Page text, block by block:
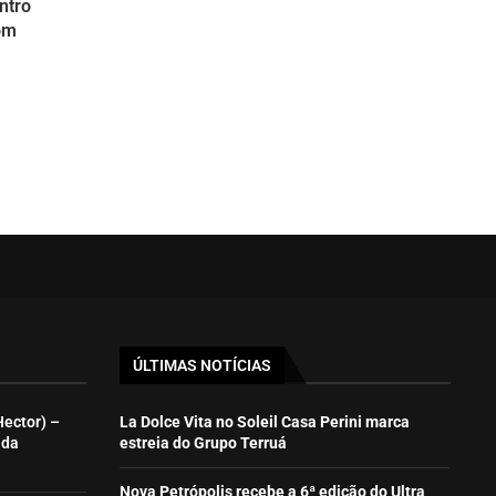
–
ÚLTIMAS NOTÍCIAS
La Dolce Vita no Soleil Casa Perini marca
estreia do Grupo Terruá
Nova Petrópolis recebe a 6ª edição do Ultra